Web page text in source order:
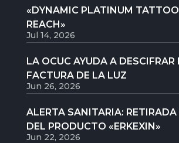
«DYNAMIC PLATINUM
REACH»
Jul 14, 2026
LA OCUC AYUDA A DESCIFRAR
FACTURA DE LA LUZ
Jun 26, 2026
ALERTA SANITARIA:
DEL PRODUCTO «ERKEXIN»
Jun 22, 2026